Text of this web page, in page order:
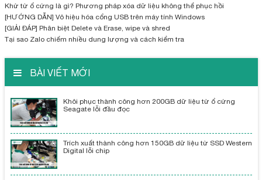
Khử từ ổ cứng là gì? Phương pháp xóa dữ liệu không thể phục hồi
[HƯỚNG DẪN] Vô hiệu hóa cổng USB trên máy tính Windows
[GIẢI ĐÁP] Phân biệt Delete và Erase, wipe và shred
Tại sao Zalo chiếm nhiều dung lượng và cách kiểm tra
BÀI VIẾT MỚI
Khôi phục thành công hơn 200GB dữ liệu từ ổ cứng
Seagate lỗi đầu đọc
Trích xuất thành công hơn 150GB dữ liệu từ SSD Western
Digital lỗi chip